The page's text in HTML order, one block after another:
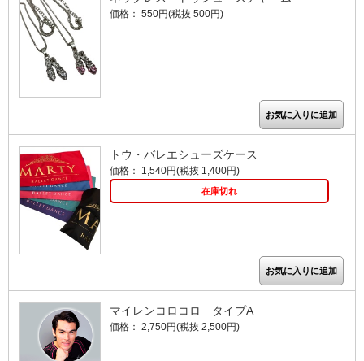
価格： 550円(税抜 500円)
トウ・バレエシューズケース
価格： 1,540円(税抜 1,400円)
在庫切れ
マイレンコロコロ タイプA
価格： 2,750円(税抜 2,500円)